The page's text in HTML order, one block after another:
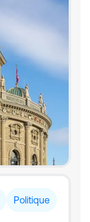
Politique